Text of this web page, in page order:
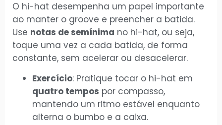
O hi-hat desempenha um papel importante
ao manter o groove e preencher a batida.
Use notas de semínima no hi-hat, ou seja,
toque uma vez a cada batida, de forma
constante, sem acelerar ou desacelerar.
Exercício: Pratique tocar o hi-hat em
quatro tempos por compasso,
mantendo um ritmo estável enquanto
alterna o bumbo e a caixa.